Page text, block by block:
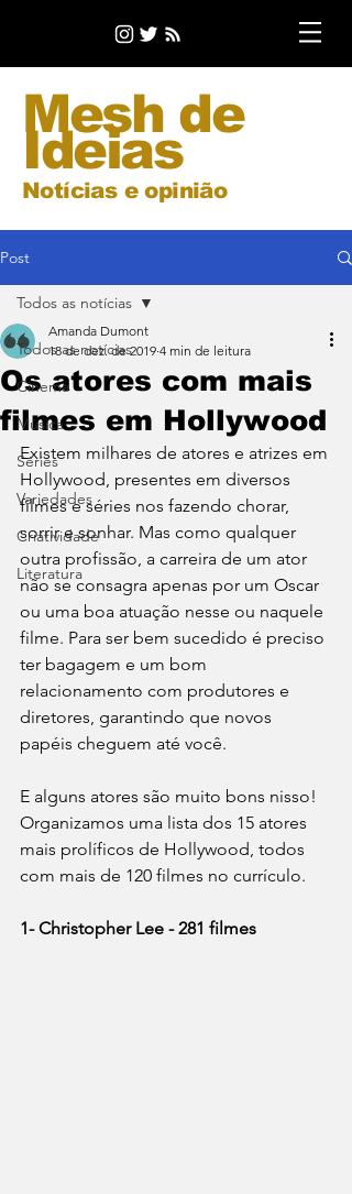
Mesh de
Ideias
Notícias e opinião
Post
Todos as notícias
Cinema
Música
Séries
Variedades
Criatividade
Literatura
Todos as notícias
Os atores com mais
filmes em Hollywood
Amanda Dumont
18 de dez. de 2019 4 min de leitura
Existem milhares de atores e atrizes em
Hollywood, presentes em diversos
filmes e séries nos fazendo chorar,
sorrir e sonhar. Mas como qualquer
outra profissão, a carreira de um ator
não se consagra apenas por um Oscar
ou uma boa atuação nesse ou naquele
filme. Para ser bem sucedido é preciso
ter bagagem e um bom
relacionamento com produtores e
diretores, garantindo que novos
papéis cheguem até você.
E alguns atores são muito bons nisso!
Organizamos uma lista dos 15 atores
mais prolíficos de Hollywood, todos
com mais de 120 filmes no currículo.
1- Christopher Lee - 281 filmes